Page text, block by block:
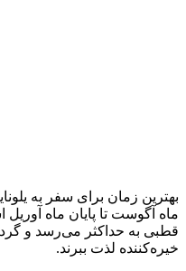
بهترین زمان برای سفر به
ماه آگوست تا پایان ماه
قطبی به حداکثر می‌رسد و
خیره‌کننده لذت ببرند.